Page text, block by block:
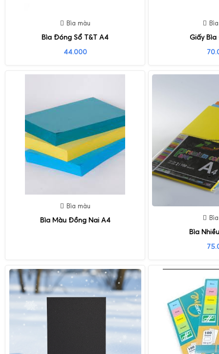
Bìa màu
Bìa Đóng Sổ T&T A4
44.000
Giấy Bìa
Bìa màu
Bìa Màu Đồng Nai A4
Bìa